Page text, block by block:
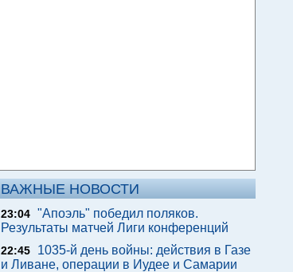
ВАЖНЫЕ НОВОСТИ
23:04 "Апоэль" победил поляков.
Результаты матчей Лиги конференций
22:45
1035-й день войны: действия в Газе
и Ливане, операции в Иудее и Самарии